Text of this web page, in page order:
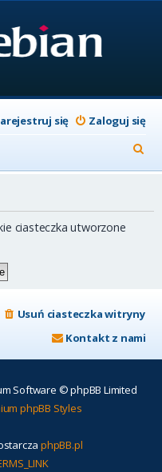
Zaloguj się
się
z
ciasteczka utworzone
Usuń ciasteczka witryny
Kontakt z nami
Software © phpBB Limited
phpBB Styles
phpBB.pl